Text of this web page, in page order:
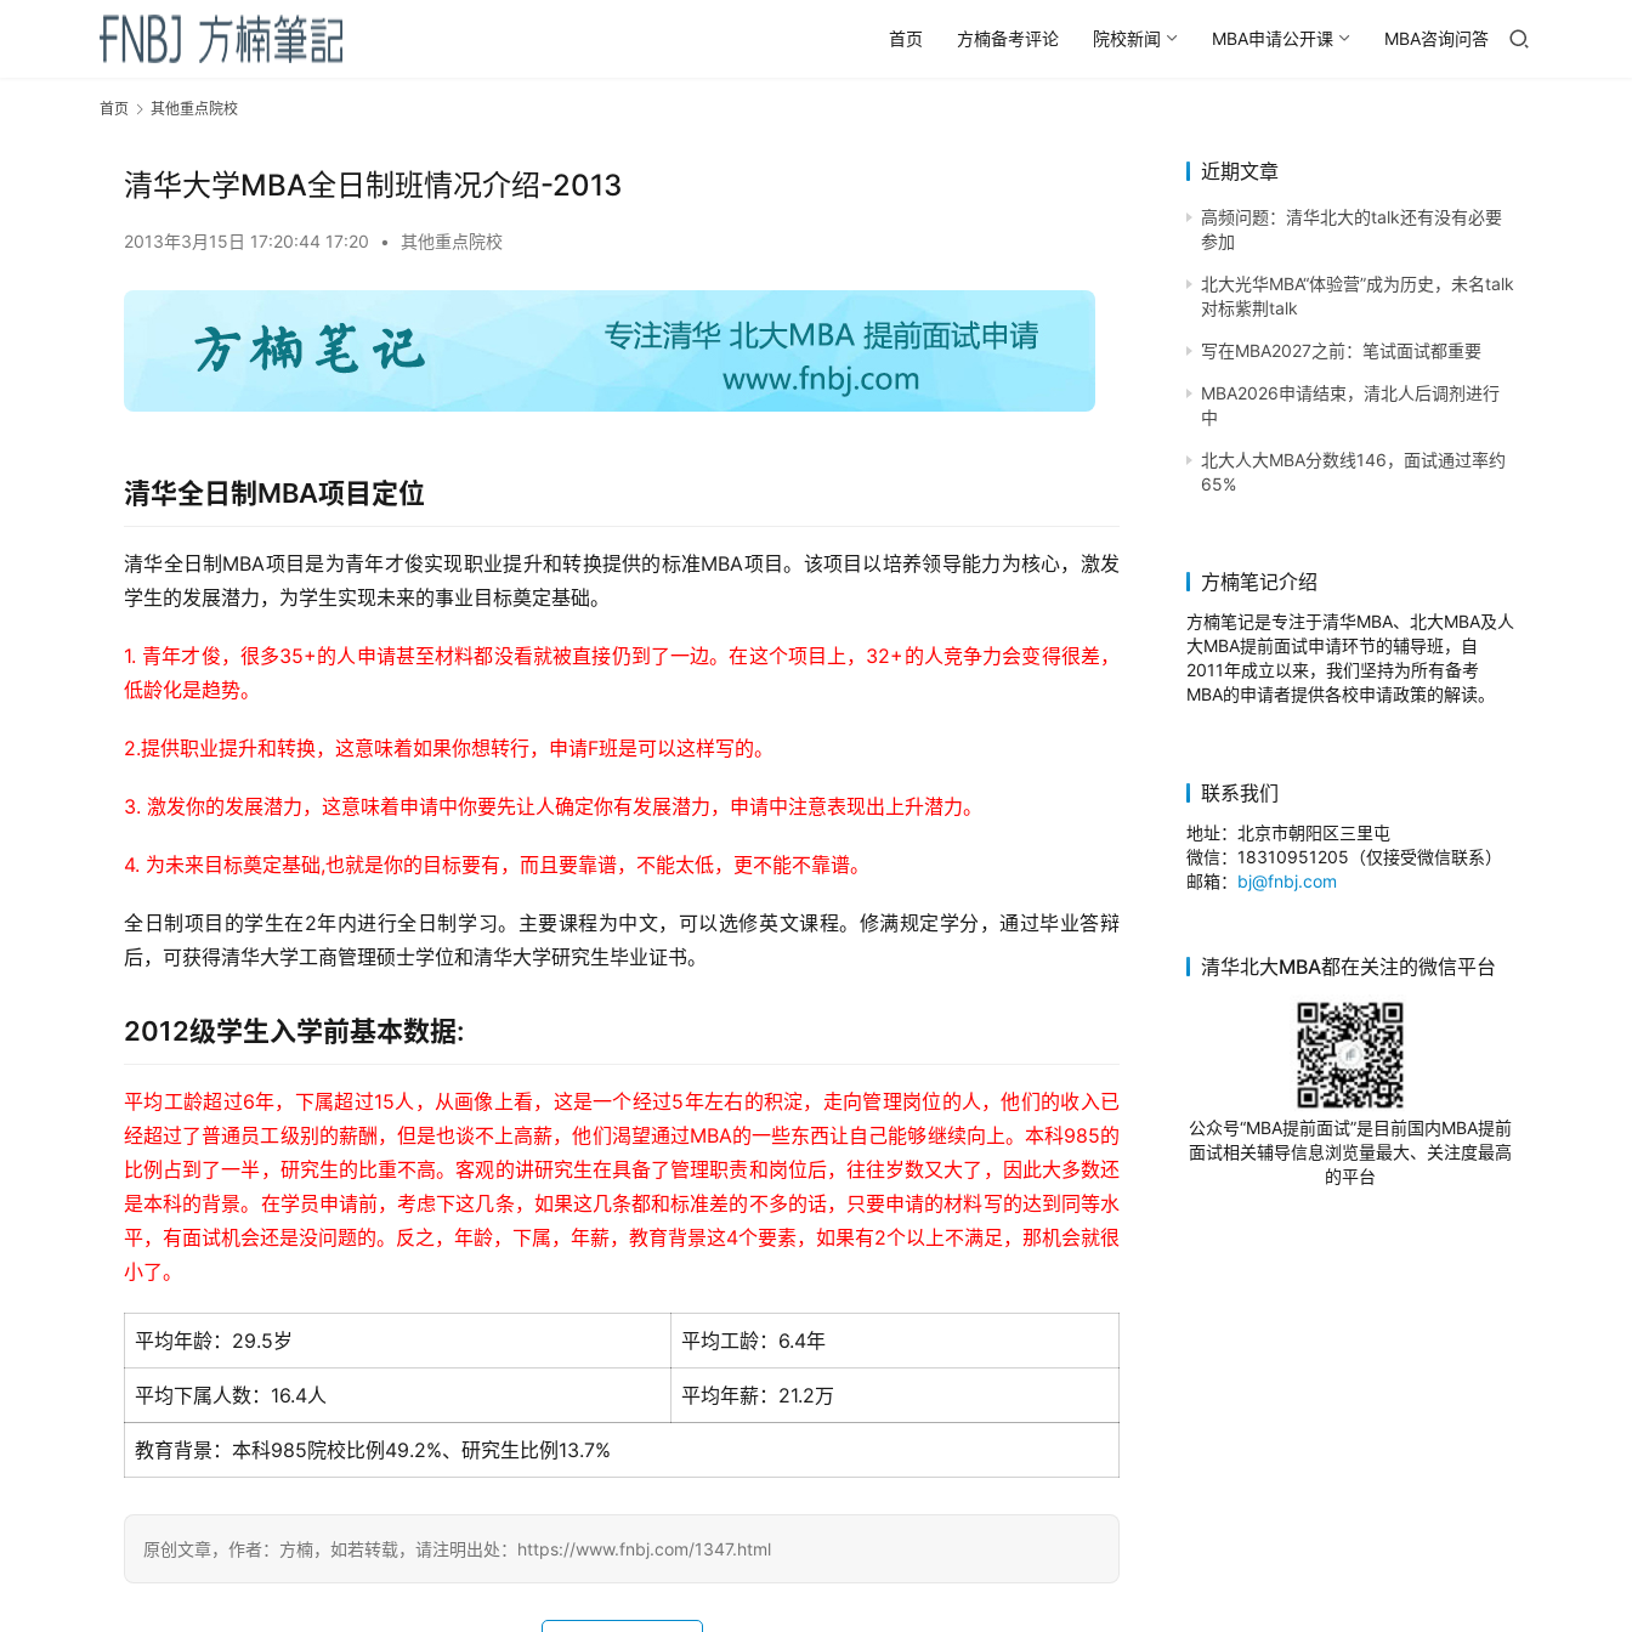
首页 方楠备考评论 院校新闻 MBA申请公开课 MBA咨询问答
首页 其他重点院校
清华大学MBA全日制班情况介绍-2013
2013年3月15日 17:20:44 17:20 • 其他重点院校
清华全日制MBA项目定位
清华全日制MBA项目是为青年才俊实现职业提升和转换提供的标准MBA项目。该项目以培养领导能力为核心，激发
学生的发展潜力，为学生实现未来的事业目标奠定基础。
1. 青年才俊，很多35+的人申请甚至材料都没看就被直接仍到了一边。在这个项目上，32+的人竞争力会变得很差，
低龄化是趋势。
2.提供职业提升和转换，这意味着如果你想转行，申请F班是可以这样写的。
3. 激发你的发展潜力，这意味着申请中你要先让人确定你有发展潜力，申请中注意表现出上升潜力。
4. 为未来目标奠定基础,也就是你的目标要有，而且要靠谱，不能太低，更不能不靠谱。
全日制项目的学生在2年内进行全日制学习。主要课程为中文，可以选修英文课程。修满规定学分，通过毕业答辩
后，可获得清华大学工商管理硕士学位和清华大学研究生毕业证书。
2012级学生入学前基本数据:
平均工龄超过6年，下属超过15人，从画像上看，这是一个经过5年左右的积淀，走向管理岗位的人，他们的收入已
经超过了普通员工级别的薪酬，但是也谈不上高薪，他们渴望通过MBA的一些东西让自己能够继续向上。本科985的
比例占到了一半，研究生的比重不高。客观的讲研究生在具备了管理职责和岗位后，往往岁数又大了，因此大多数还
是本科的背景。在学员申请前，考虑下这几条，如果这几条都和标准差的不多的话，只要申请的材料写的达到同等水
平，有面试机会还是没问题的。反之，年龄，下属，年薪，教育背景这4个要素，如果有2个以上不满足，那机会就很
小了。
平均年龄：29.5岁 平均工龄：6.4年
平均下属人数：16.4人 平均年薪：21.2万
教育背景：本科985院校比例49.2%、研究生比例13.7%
原创文章，作者：方楠，如若转载，请注明出处：https://www.fnbj.com/1347.html
近期文章
高频问题：清华北大的talk还有没有必要
参加
北大光华MBA“体验营”成为历史，未名talk
对标紫荆talk
写在MBA2027之前：笔试面试都重要
MBA2026申请结束，清北人后调剂进行
中
北大人大MBA分数线146，面试通过率约
65%
方楠笔记介绍
方楠笔记是专注于清华MBA、北大MBA及人
大MBA提前面试申请环节的辅导班，自
2011年成立以来，我们坚持为所有备考
MBA的申请者提供各校申请政策的解读。
联系我们
地址：北京市朝阳区三里屯
微信：18310951205（仅接受微信联系）
邮箱： bj@fnbj.com
清华北大MBA都在关注的微信平台
公众号“MBA提前面试”是目前国内MBA提前
面试相关辅导信息浏览量最大、关注度最高
的平台